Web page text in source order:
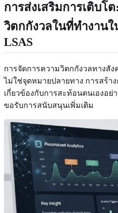
การส่งเสริมการเติบโต
วิตกกังวลในที่ทำงานใ
LSAS
การจัดการความวิตกกังวลทางสั
ไม่ใช่จุดหมายปลายทาง การสร้า
เกี่ยวข้องกับการสะท้อนตนเองอย่
ขอรับการสนับสนุนเพิ่มเติม